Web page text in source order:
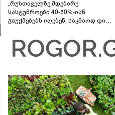
„რუსთაველზე მდებარე
სასტუმროები 40-50%-იან
გაუქმებებს იღებენ, საკმაოდ დიდი
შეხვდებოდა“